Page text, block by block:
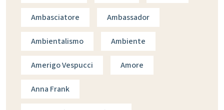
Ambasciatore Ambassador
Ambientalismo Ambiente
Amerigo Vespucci Amore
Anna Frank